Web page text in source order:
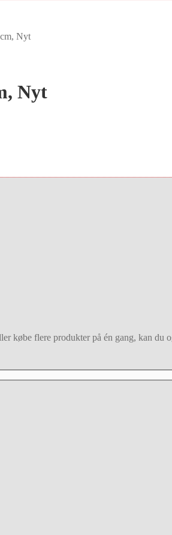
Nyt
Nyt
købe flere produkter på én gang, kan